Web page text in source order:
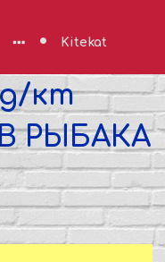
Kitekat
д/кт
РЫБАКА